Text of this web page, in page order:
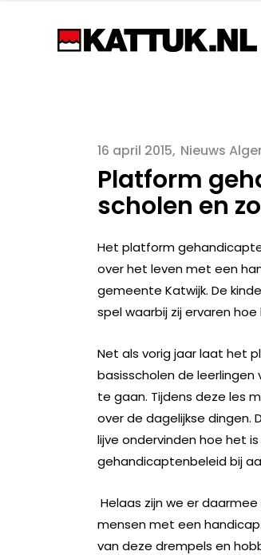
16 april 2015 Nieuws
Platform
scholen en
Het platform
over het leven met een
gemeente Katwijk. De
spel waarbij zij ervaren
Net als vorig jaar laat het
basisscholen de
te gaan. Tijdens deze les
over de dagelijkse dingen.
lijve ondervinden hoe het
gehandicaptenbeleid bij
Helaas zijn we er
mensen met een
van deze drempels en